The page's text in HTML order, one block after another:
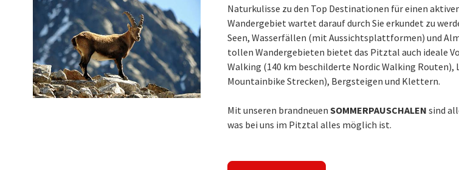
Naturkulisse zu den Top Destinationen für einen
Wandergebiet wartet darauf durch Sie erkundet zu
Seen, Wasserfällen (mit Aussichtsplattformen) und
tollen Wandergebieten bietet das Pitztal auch ideale
Walking (140 km beschilderte Nordic Walking
Mountainbike Strecken), Bergsteigen und Klettern.
Mit unseren brandneuen SOMMERPAUSCHALEN sind
was bei uns im Pitztal alles möglich ist.